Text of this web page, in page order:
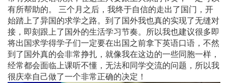
有所帮助的。 三个月之后，我终于自信的走出了国门，开
始踏上了异国的求学之路。到了国外我也真的实现了无缝对
接，即刻跟上了国外的生活学习节奏。所以我也建议很多即
将出国求学得学子们一定要在出国之前拿下英语口语，不然
到了国外真的会非常挣扎，就像我在这边的一些同胞一样，
经常都会面临上课听不懂，无法和同学交流的问题，所以我
很庆幸自己做了一个非常正确的决定！